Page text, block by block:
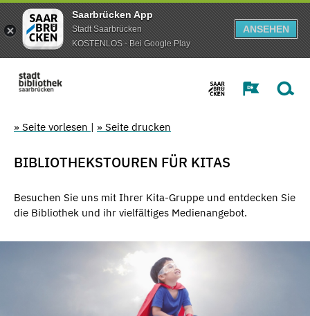
Saarbrücken App
Stadt Saarbrücken
KOSTENLOS - Bei Google Play
ANSEHEN
» Seite vorlesen | » Seite drucken
BIBLIOTHEKSTOUREN FÜR KITAS
Besuchen Sie uns mit Ihrer Kita-Gruppe und entdecken Sie
die Bibliothek und ihr vielfältiges Medienangebot.